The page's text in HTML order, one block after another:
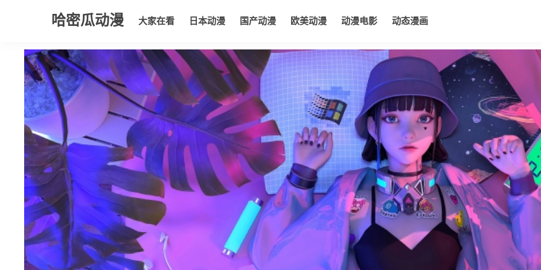
哈密瓜动漫 大家在看 日本动漫 国产动漫 欧美动漫 动漫电影 动态漫画
大家在看 日本动漫 国产动漫 欧美动漫 动漫电影 动态漫画